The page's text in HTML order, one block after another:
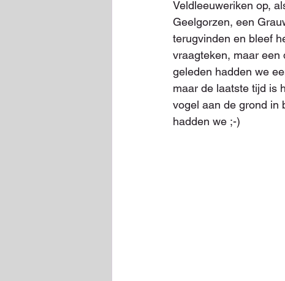
Veldleeuweriken op,
Geelgorzen, een
terugvinden en bleef
vraagteken, maar een
geleden hadden we
maar de laatste tijd is
vogel aan de grond in
hadden we ;-)